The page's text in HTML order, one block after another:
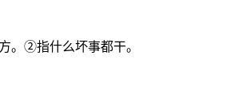
。②指什么坏事都干。